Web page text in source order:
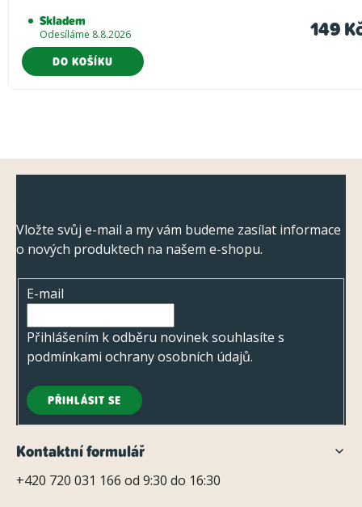
Skladem
Odesíláme 8.8.2026 149
DO KOŠÍKU
Vložte svůj e-mail a my vám budeme zasílat informace
o nových produktech na našem e-shopu.
E-mail
Přihlášením k odběru novinek souhlasíte s
podmínkami ochrany osobních údajů.
PŘIHLÁSIT SE
Kontaktní formulář
+420 720 031 166 od 9:30 do 16:30